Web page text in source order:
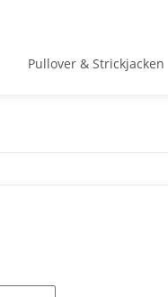
Pullover & Strickjacken